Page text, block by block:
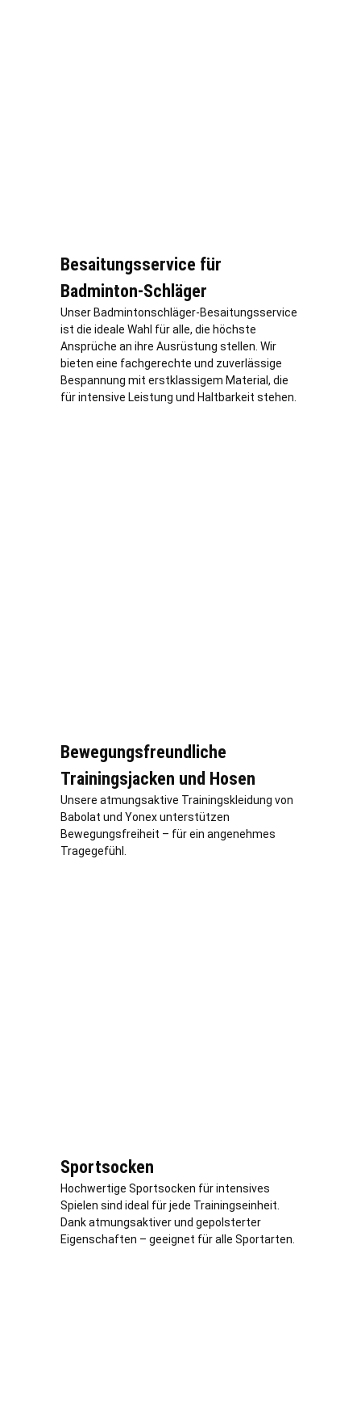
Besaitungsservice für
Badminton-Schläger
Unser Badmintonschläger-Besaitungsservice
ist die ideale Wahl für alle, die höchste
Ansprüche an ihre Ausrüstung stellen. Wir
bieten eine fachgerechte und zuverlässige
Bespannung mit erstklassigem Material, die
für intensive Leistung und Haltbarkeit stehen.
Bewegungsfreundliche
Trainingsjacken und Hosen
Unsere atmungsaktive Trainingskleidung von
Babolat und Yonex unterstützen
Bewegungsfreiheit – für ein angenehmes
Tragegefühl.
Sportsocken
Hochwertige Sportsocken für intensives
Spielen sind ideal für jede Trainingseinheit.
Dank atmungsaktiver und gepolsterter
Eigenschaften – geeignet für alle Sportarten.